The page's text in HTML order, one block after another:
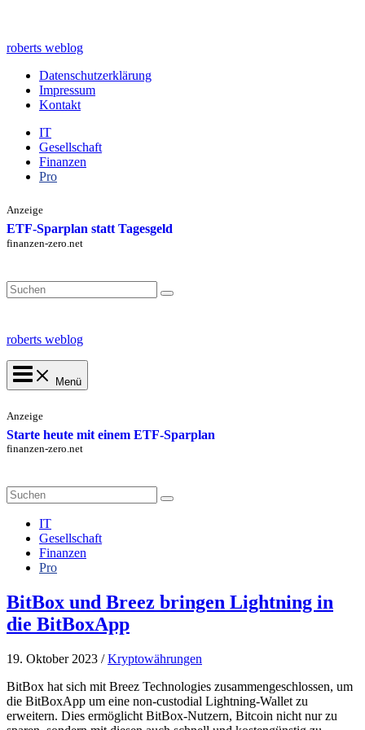
springen
roberts weblog
Datenschutzerklärung
Impressum
Kontakt
IT
Gesellschaft
Finanzen
Pro
Anzeige
ETF-Sparplan statt Tagesgeld
finanzen-zero.net
Search
for:
roberts weblog
Menü
Anzeige
Starte heute mit einem ETF-Sparplan
finanzen-zero.net
Search
for:
IT
Gesellschaft
Finanzen
Pro
BitBox und Breez bringen Lightning in
die BitBoxApp
19. Oktober 2023 /Kryptowährungen
BitBox hat sich mit Breez Technologies zusammengeschlossen, um
die BitBoxApp um eine non-custodial Lightning-Wallet zu
erweitern. Dies ermöglicht BitBox-Nutzern, Bitcoin nicht nur zu